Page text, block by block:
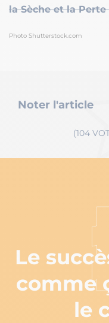
la Sèche et la
Photo Shutterstock.com
Noter l'article
(104
Le
comme
le